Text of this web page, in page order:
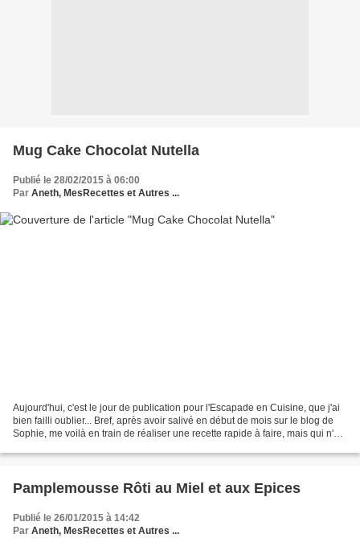
Mug Cake Chocolat Nutella
Publié le 28/02/2015 à 06:00
Par Aneth, MesRecettes et Autres ...
Aujourd'hui, c'est le jour de publication pour l'Escapade en Cuisine, que j'ai
bien failli oublier... Bref, après avoir salivé en début de mois sur le blog de
Sophie, me voilà en train de réaliser une recette rapide à faire, mais qui n'en
Pamplemousse Rôti au Miel et aux Epices
Publié le 26/01/2015 à 14:42
Par Aneth, MesRecettes et Autres ...